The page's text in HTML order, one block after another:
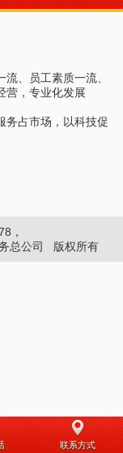
、员工素质一流、
营，专业化发展
务占市场，以科技促
，
总公司 版权所有
联系方式